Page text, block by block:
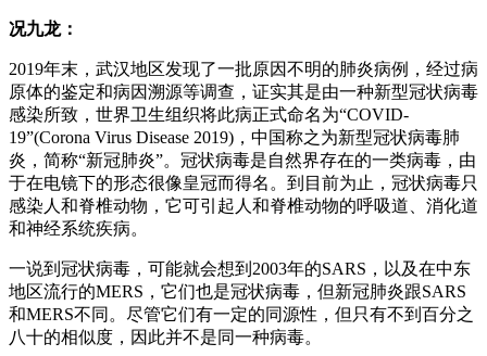
况九龙：
2019年末，武汉地区发现了一批原因不明的肺炎病例，经过病
原体的鉴定和病因溯源等调查，证实其是由一种新型冠状病毒
感染所致，世界卫生组织将此病正式命名为“COVID-
19”(Corona Virus Disease 2019)，中国称之为新型冠状病毒肺
炎，简称“新冠肺炎”。冠状病毒是自然界存在的一类病毒，由
于在电镜下的形态很像皇冠而得名。到目前为止，冠状病毒只
感染人和脊椎动物，它可引起人和脊椎动物的呼吸道、消化道
和神经系统疾病。
一说到冠状病毒，可能就会想到2003年的SARS，以及在中东
地区流行的MERS，它们也是冠状病毒，但新冠肺炎跟SARS
和MERS不同。尽管它们有一定的同源性，但只有不到百分之
八十的相似度，因此并不是同一种病毒。